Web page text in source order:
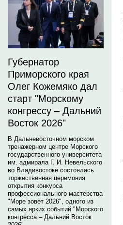
Губернатор
Приморского края
Олег Кожемяко дал
старт "Морскому
конгрессу – Дальний
Восток 2026"
В Дальневосточном морском
тренажерном центре Морского
государственного университета
им. адмирала Г. И. Невельского
во Владивостоке состоялась
торжественная церемония
открытия конкурса
профессионального мастерства
"Море зовет 2026", одного из
самых ярких событий "Морского
конгресса – Дальний Восток